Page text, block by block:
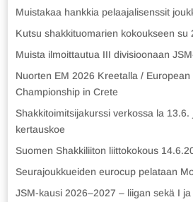
Muistakaa hankkia pelaajalisenssit
Kutsu shakkituomarien kokoukseen su
Muista ilmoittautua III divisioonaan
Nuorten EM 2026 Kreetalla / European
Championship in Crete
Shakkitoimitsijakurssi verkossa la
kertauskoe
Suomen Shakkiliiton liittokokous
Seurajoukkueiden eurocup pelataan
JSM-kausi 2026–2027 – liigan sekä I